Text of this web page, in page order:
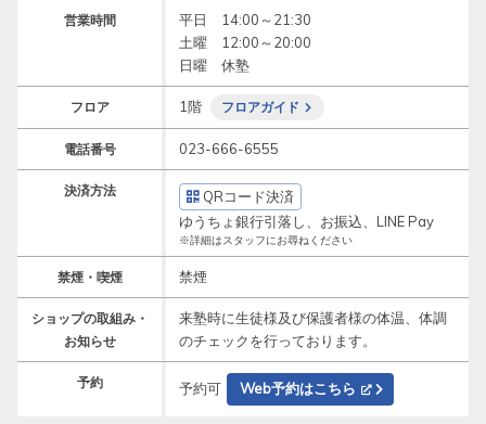
営業時間
平日　14:00～21:30
土曜　12:00～20:00
日曜　休塾
フロア 1階 フロアガイド
電話番号 023-666-6555
決済方法
QRコード決済
ゆうちょ銀行引落し、お振込、LINE Pay
※詳細はスタッフにお尋ねください
禁煙・喫煙 禁煙
ショップの取組み・
お知らせ
来塾時に生徒様及び保護者様の体温、体調
のチェックを行っております。
予約 予約可 Web予約はこちら